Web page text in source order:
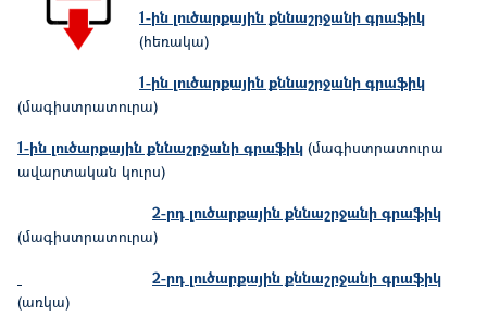
1-ին լուծարքային քննաշրջանի գրաֆիկ
(հեռակա)
1-ին լուծարքային քննաշրջանի գրաֆիկ
(մագիստրատուրա)
1-ին լուծարքային քննաշրջանի գրաֆիկ (մագիստրատուրա
ավարտական կուրս)
2-րդ լուծարքային քննաշրջանի գրաֆիկ
(մագիստրատուրա)
2-րդ լուծարքային քննաշրջանի գրաֆիկ
(առկա)